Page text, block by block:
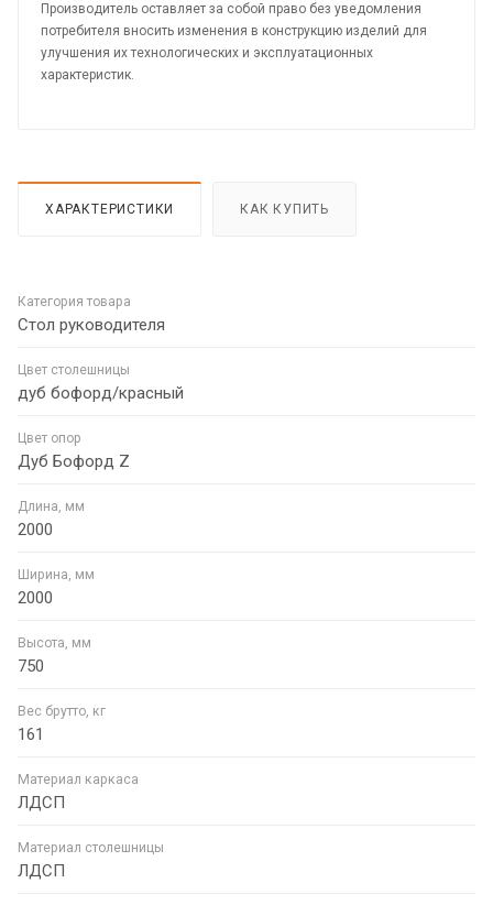
Производитель оставляет за собой право без уведомления
потребителя вносить изменения в конструкцию изделий для
улучшения их технологических и эксплуатационных
характеристик.
ХАРАКТЕРИСТИКИ КАК КУПИТЬ
Категория товара
Стол руководителя
Цвет столешницы
дуб бофорд/красный
Цвет опор
Дуб Бофорд Z
Длина, мм
2000
Ширина, мм
2000
Высота, мм
750
Вес брутто, кг
161
Материал каркаса
ЛДСП
Материал столешницы
ЛДСП